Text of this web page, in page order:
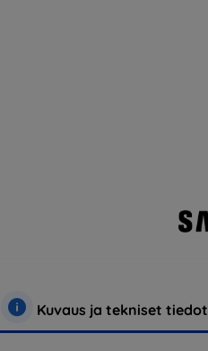
Kuvaus ja tekniset tiedot